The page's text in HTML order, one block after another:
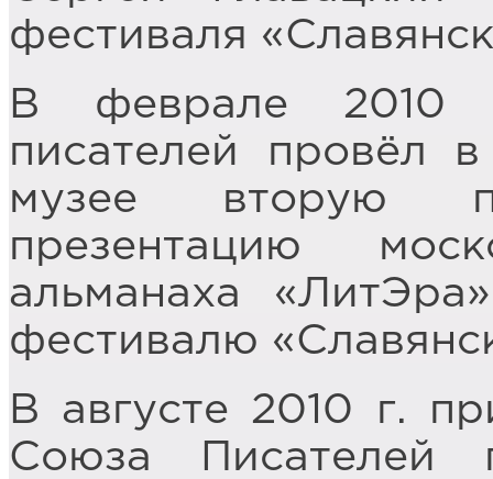
фестиваля
В феврале 2010
писателей провёл
музее вторую
презентацию
альманаха
фестивалю
В августе 2010 г.
Союза Писателей